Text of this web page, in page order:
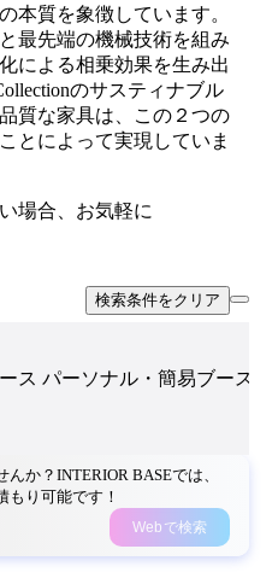
本質を象徴しています。
最先端の機械技術を組み
による相乗効果を生み出
のサスティナブル
質な家具は、この２つの
とによって実現していま
場合、お気軽に
検索条件をクリア
ス パーソナル・簡易ブース
か？INTERIOR BASEでは、
もり可能です！
Webで検索